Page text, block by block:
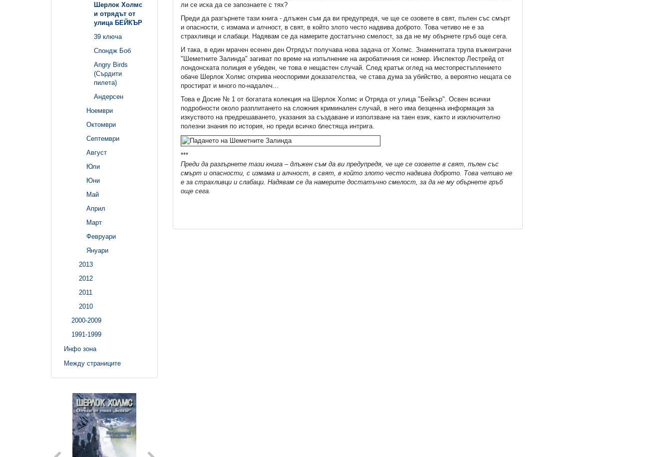
Шерлок Холмс
и отрядът от
улица БЕЙКЪР
39 ключа
Спондж Боб
Angry Birds
(Сърдити
пилета)
Андерсен
Ноември
Октомври
Септември
Август
Юли
Юни
Май
Април
Март
Февруари
Януари
2013
2012
2011
2010
2000-2009
1991-1999
Инфо зона
Между страниците
ли се иска да се запознаете с тях?
Преди да разгърнете тази книга - длъжен съм да ви предупредя, че ще се озовете в свят, пълен със смърт
и опасности, с измама и алчност, в свят, в който злото често надвива доброто. Това четиво не е за
страхливци и слабаци. Надявам се да намерите достатъчно смелост, за да не му обърнете гръб още сега.
И така, в един мрачен есенен ден Отрядът получава нова задача от Холмс. Знаменитата трупа въжеиграчи
"Шеметните Залинда" загиват по време на изпълнение на акробатичния си номер. Инспектор Лестрейд от
лондонската полиция е убеден, че това е нещастен случай. След кратък оглед на местопрестъплението
обаче Шерлок Холмс открива неоспорими доказателства, че става дума за убийство, а вероятно нещата се
простират и много по-надалеч...
Това е Досие № 1 от богатата колекция на Шерлок Холмс и Отряда от улица "Бейкър". Освен всички
подробности около разплитането на сложния криминален случай, в него има безценна информация за
изкуството на предрешаването, указания за създаване и използване на таен език, както и изключително
полезни знания по история, но преди всичко блестяща интрига.
***
Преди да разгърнете тази книга – длъжен съм да ви предупредя, че ще се озовете в свят, пълен със
смърт и опасности, с измама и алчност, в свят, в който злото често надвива доброто. Това четиво не
е за страхливци и слабаци. Надявам се да намерите достатъчно смелост, за да не му обърнете гръб
още сега.